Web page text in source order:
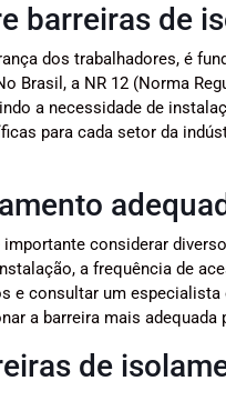
barreiras de
dos trabalhadores, é
Brasil, a NR 12 (Norma
a necessidade de
para cada setor da
considerar
a frequência de
e consultar um
a barreira mais adequada
de